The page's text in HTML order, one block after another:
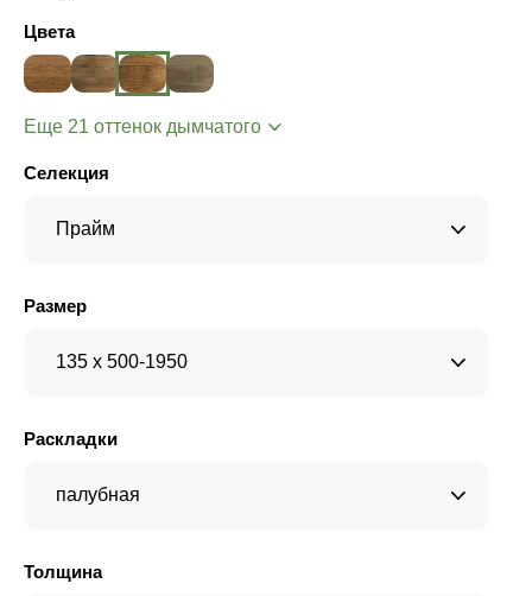
Цвета
Еще 21 оттенок дымчатого
Селекция
Прайм
Размер
135 x 500-1950
Раскладки
палубная
Толщина